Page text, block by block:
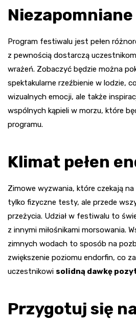
Program festiwalu jest pełen
z pewnością dostarczą
wrażeń. Zobaczyć będzie można
spektakularne rzeźbienie w lodzie,
wizualnych emocji, ale także
wspólnych kąpieli w morzu, które
programu.
Klimat pełen
Zimowe wyzwania, które czekają
tylko fizyczne testy, ale przede
przeżycia. Udział w festiwalu to
z innymi miłośnikami morsowania.
zimnych wodach to sposób na
zwiększenie poziomu endorfin, co
uczestnikowi solidną dawkę
Przygotuj się